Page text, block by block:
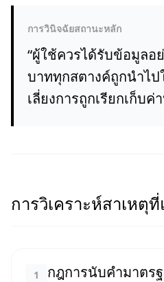
การวินิจฉัยสถานะหลัก
“ผู้ใช้ควรได้รับข้อมูลอ
บาททุกสตางค์ถูกนำไป
เลี่ยงการถูกเรียกเก็บ
การวิเคราะห์สาเหตุ
1 กฎการนับคำมาตร